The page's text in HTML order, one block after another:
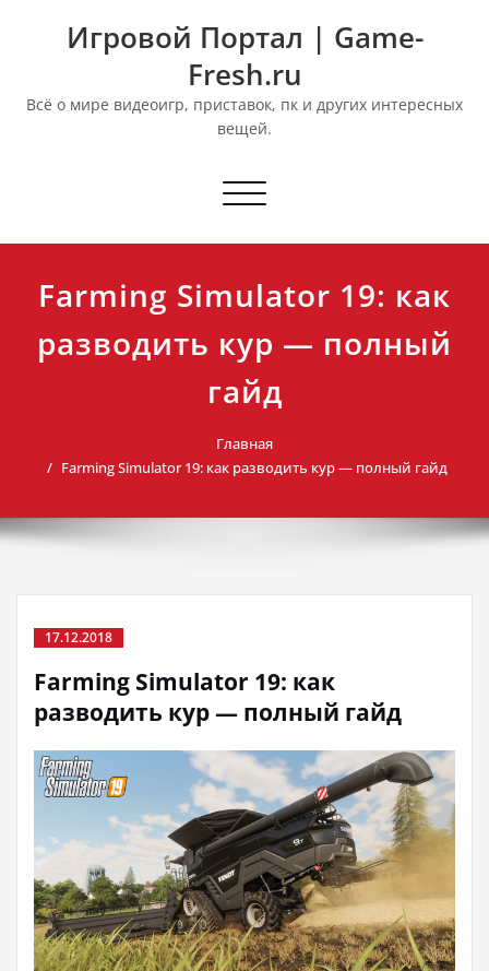
Игровой Портал | Game-
Fresh.ru
Всё о мире видеоигр, приставок, пк и других интересных
вещей.
Переключить
Farming Simulator 19: как
разводить кур — полный
гайд
Главная
Farming Simulator 19: как разводить кур — полный гайд
17.12.2018
Farming Simulator 19: как
разводить кур — полный гайд